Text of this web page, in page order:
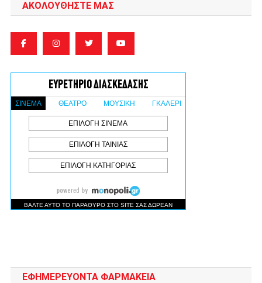
ΑΚΟΛΟΥΘΉΣΤΕ ΜΑΣ
ΕΦΗΜΕΡΕΥΟΝΤΑ ΦΑΡΜΑΚΕΙΑ